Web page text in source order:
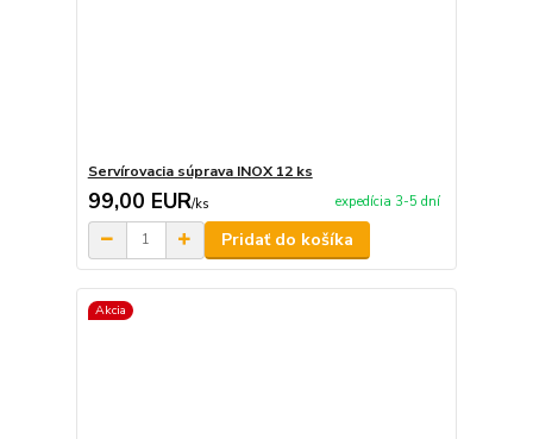
Servírovacia súprava INOX 12 ks
99,00 EUR/ks expedícia 3-5 dní
Pridať do košíka
Akcia